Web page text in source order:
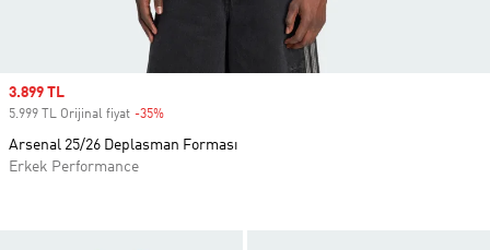
Sale price
3.899 TL
5.999 TL Orijinal fiyat -35%
Arsenal 25/26 Deplasman Forması
Erkek Performance